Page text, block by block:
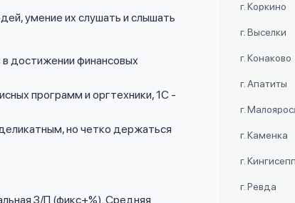
умение их слушать и слышать
достижении финансовых
программ и оргтехники, 1С -
но четко держаться
З/П (фикс+%). Средняя
г. Коркино
г. Выселки
г. Конаково
г. Апатиты
г.
г. Каменка
г. Кингисепп
г. Ревда